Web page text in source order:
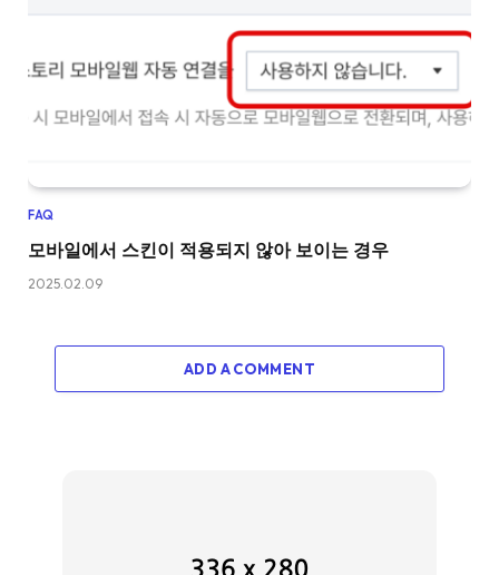
FAQ
모바일에서 스킨이 적용되지 않아 보이는 경우
2025.02.09
ADD A COMMENT